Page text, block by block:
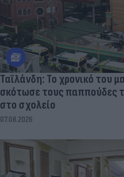
Ταϊλάνδη: Το χρονικό του
σκότωσε τους παππούδες
στο σχολείο
07.08.2026